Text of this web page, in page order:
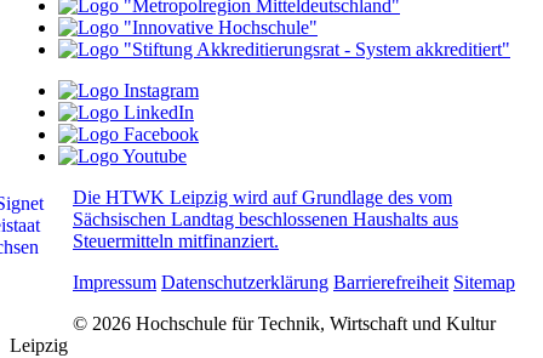
Die HTWK Leipzig wird auf Grundlage des vom
Sächsischen Landtag beschlossenen Haushalts aus
Steuermitteln mitfinanziert.
Impressum Datenschutzerklärung Barrierefreiheit Sitemap
© 2026 Hochschule für Technik, Wirtschaft und Kultur
Leipzig